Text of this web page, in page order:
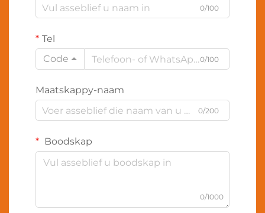
0/100
Tel
Code
0/100
Maatskappy-naam
0/200
Boodskap
0/1000